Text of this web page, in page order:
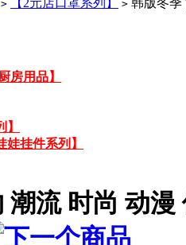
> 【2元店口罩系列】 > 韩版冬季
房用品】
娃挂件系列】
潮流 时尚 动